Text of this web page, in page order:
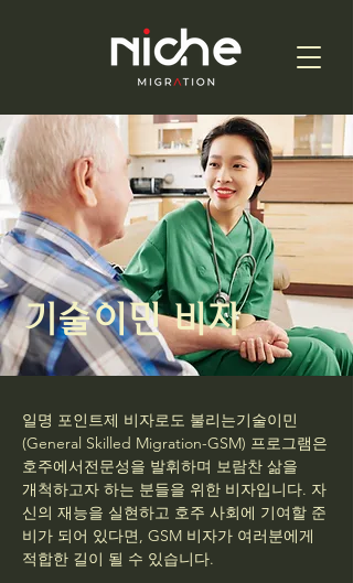
기술이민 비자
일명 포인트제 비자로도 불리는기술이민
(General Skilled Migration-GSM) 프로그램은
호주에서전문성을 발휘하며 보람찬 삶을
개척하고자 하는 분들을 위한 비자입니다. 자
신의 재능을 실현하고 호주 사회에 기여할 준
비가 되어 있다면, GSM 비자가 여러분에게
적합한 길이 될 수 있습니다.